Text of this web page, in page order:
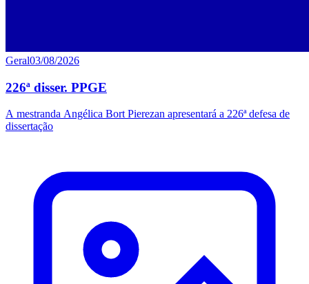
Geral03/08/2026
226ª disser. PPGE
A mestranda Angélica Bort Pierezan apresentará a 226ª defesa de
dissertação